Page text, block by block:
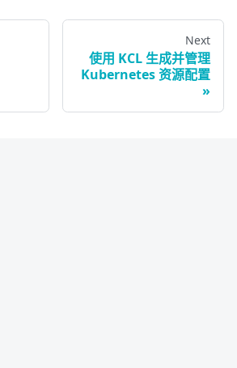
Next
使用 KCL 生成并管理
Kubernetes 资源配置